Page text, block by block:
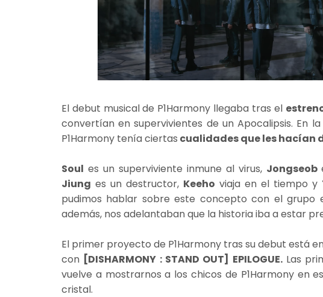
El debut musical de P1Harmony llegaba tras el
convertían en supervivientes de un Apocalipsis. En
P1Harmony tenía ciertas cualidades que les hacían
Soul es un superviviente inmune al virus, Jongseob
Jiung es un destructor, Keeho viaja en el tiempo y
pudimos hablar sobre este concepto con el grupo
además, nos adelantaban que la historia iba a estar
El primer proyecto de P1Harmony tras su debut está
con [DISHARMONY : STAND OUT] EPILOGUE.Las
vuelve a mostrarnos a los chicos de P1Harmony en
cristal.